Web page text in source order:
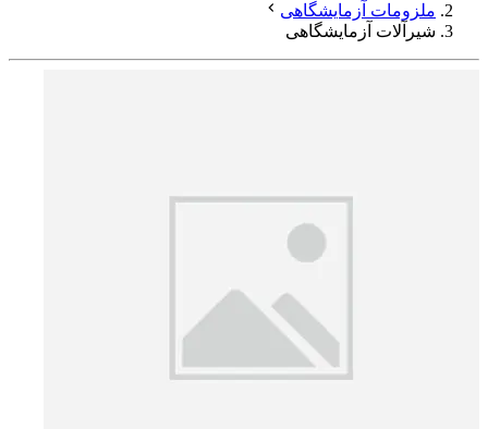
ملزومات آزمایشگاهی
شیرآلات آزمایشگاهی